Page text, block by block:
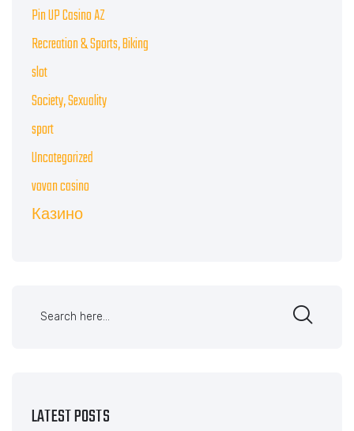
Pin UP Casino AZ
Recreation & Sports, Biking
slot
Society, Sexuality
sport
Uncategorized
vovan casino
Казино
LATEST POSTS